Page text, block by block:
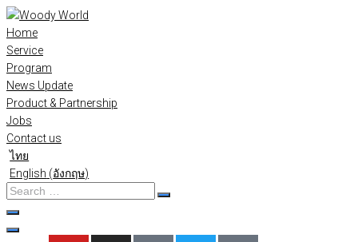
Skip
to
content
Home
Service
Program
News Update
Product & Partnership
Jobs
Contact us
ไทย
English (อังกฤษ)
Search
…